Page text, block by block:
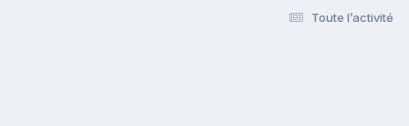
Toute l’activité